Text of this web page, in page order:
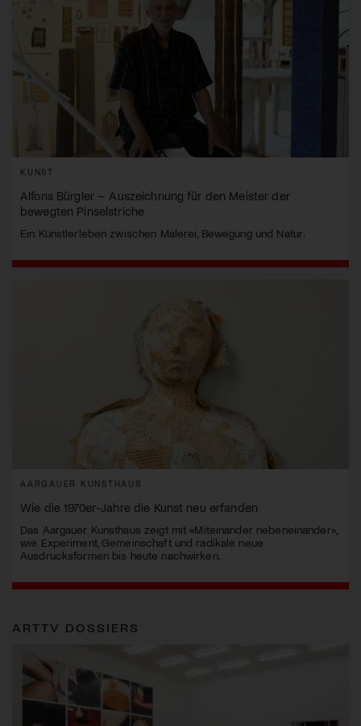
KUNST
Alfons Bürgler – Auszeichnung für den Meister der
bewegten Pinselstriche
Ein Künstlerleben zwischen Malerei, Bewegung und Natur.
AARGAUER KUNSTHAUS
Wie die 1970er-Jahre die Kunst neu erfanden
Das Aargauer Kunsthaus zeigt mit «Miteinander nebeneinander»,
wie Experiment, Gemeinschaft und radikale neue
Ausdrucksformen bis heute nachwirken.
ARTTV DOSSIERS